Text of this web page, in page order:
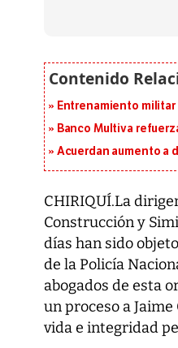
Entrenamiento militar
Banco Multiva
Acuerdan aumento a
CHIRIQUÍ.La
Construcción y
días han sido
de la Policía
abogados de esta
un proceso a
vida e integridad